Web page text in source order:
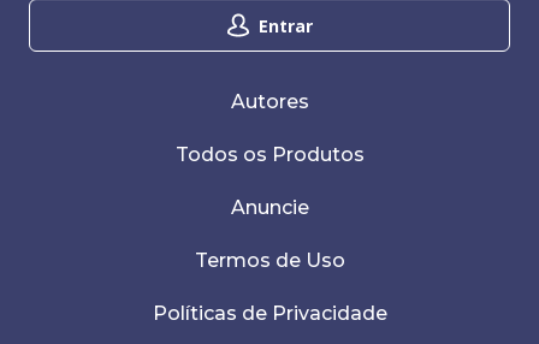
Entrar
Autores
Todos os Produtos
Anuncie
Termos de Uso
Políticas de Privacidade